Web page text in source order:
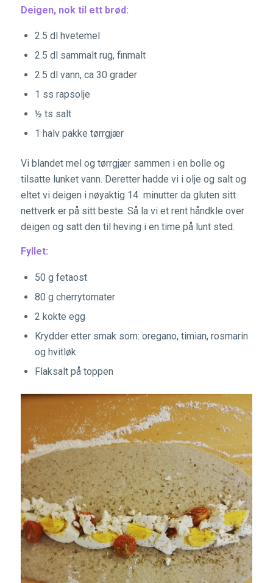
Deigen, nok til ett brød:
2.5 dl hvetemel
2.5 dl sammalt rug, finmalt
2.5 dl vann, ca 30 grader
1 ss rapsolje
½ ts salt
1 halv pakke tørrgjær
Vi blandet mel og tørrgjær sammen i en bolle og
tilsatte lunket vann. Deretter hadde vi i olje og salt og
eltet vi deigen i nøyaktig 14 minutter da gluten sitt
nettverk er på sitt beste. Så la vi et rent håndkle over
deigen og satt den til heving i en time på lunt sted.
Fyllet:
50 g fetaost
80 g cherrytomater
2 kokte egg
Krydder etter smak som: oregano, timian, rosmarin
og hvitløk
Flaksalt på toppen